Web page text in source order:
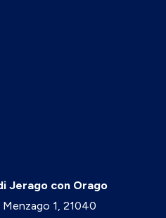
Jerago con Orago
Menzago 1, 21040